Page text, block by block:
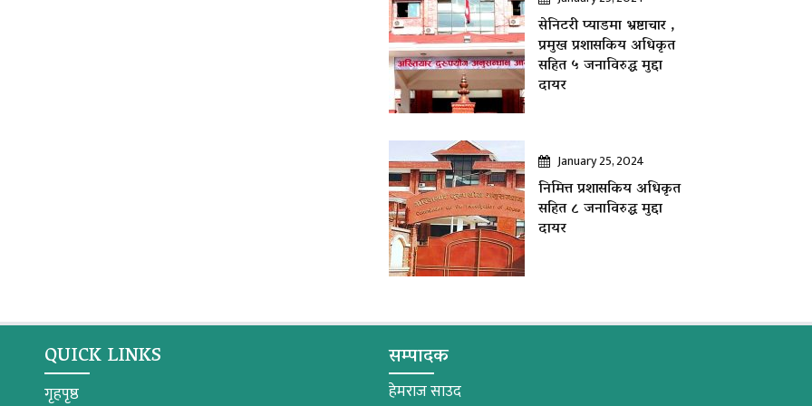
सेनिटरी प्याडमा भ्रष्टाचार ,
प्रमुख प्रशासकिय अधिकृत
सहित ५ जनाविरुद्ध मुद्दा
दायर
January 25, 2024
निमित्त प्रशासकिय अधिकृत
सहित ८ जनाविरुद्ध मुद्दा
दायर
QUICK LINKS
गृहपृष्ठ
सम्पादक
हेमराज साउद